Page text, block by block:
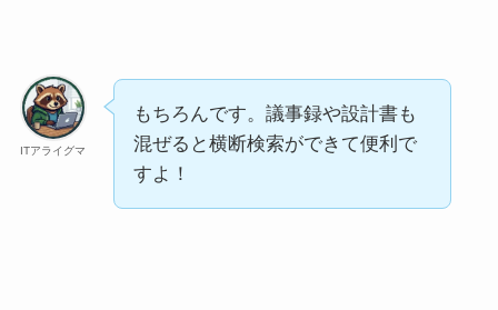
ITアライグマ
もちろんです。議事録や設計書も
混ぜると横断検索ができて便利で
すよ！